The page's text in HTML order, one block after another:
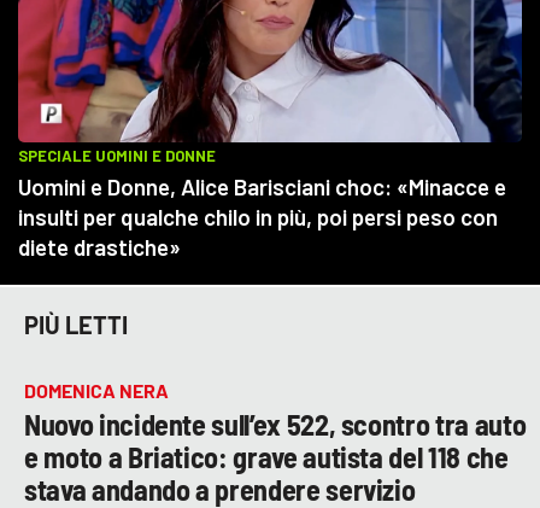
PIÙ LETTI
DOMENICA NERA
Nuovo incidente sull’ex 522, scontro tra auto
e moto a Briatico: grave autista del 118 che
stava andando a prendere servizio